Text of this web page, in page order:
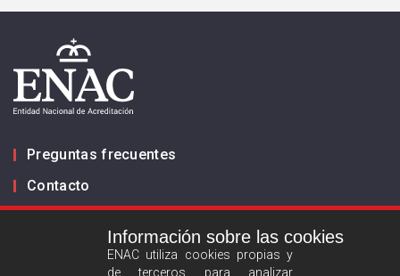
Preguntas frecuentes
Contacto
Información sobre las cookies
ENAC utiliza cookies propias y
de terceros para analizar